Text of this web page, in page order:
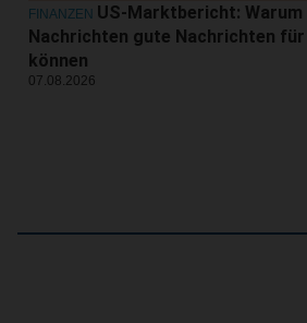
FINANZEN US-Marktbericht:
Nachrichten gute Nachrichten
können
07.08.2026